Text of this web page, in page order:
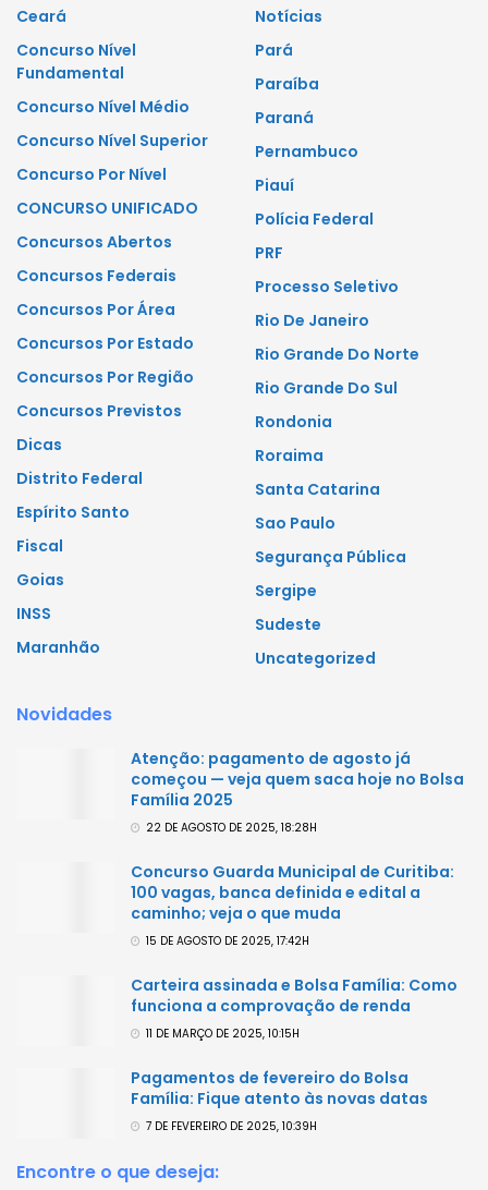
Ceará
Concurso Nível
Fundamental
Concurso Nível Médio
Concurso Nível Superior
Concurso Por Nível
CONCURSO UNIFICADO
Concursos Abertos
Concursos Federais
Concursos Por Área
Concursos Por Estado
Concursos Por Região
Concursos Previstos
Dicas
Distrito Federal
Espírito Santo
Fiscal
Goias
INSS
Maranhão
Notícias
Pará
Paraíba
Paraná
Pernambuco
Piauí
Polícia Federal
PRF
Processo Seletivo
Rio De Janeiro
Rio Grande Do Norte
Rio Grande Do Sul
Rondonia
Roraima
Santa Catarina
Sao Paulo
Segurança Pública
Sergipe
Sudeste
Uncategorized
Novidades
Atenção: pagamento de agosto já
começou — veja quem saca hoje no Bolsa
Família 2025
22 DE AGOSTO DE 2025, 18:28H
Concurso Guarda Municipal de Curitiba:
100 vagas, banca definida e edital a
caminho; veja o que muda
15 DE AGOSTO DE 2025, 17:42H
Carteira assinada e Bolsa Família: Como
funciona a comprovação de renda
11 DE MARÇO DE 2025, 10:15H
Pagamentos de fevereiro do Bolsa
Família: Fique atento às novas datas
7 DE FEVEREIRO DE 2025, 10:39H
Encontre o que deseja: